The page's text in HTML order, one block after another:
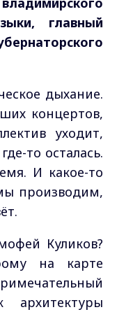
главный
дыхание.
концертов,
уходит,
то осталась.
И какое-то
производим,
Куликов?
на карте